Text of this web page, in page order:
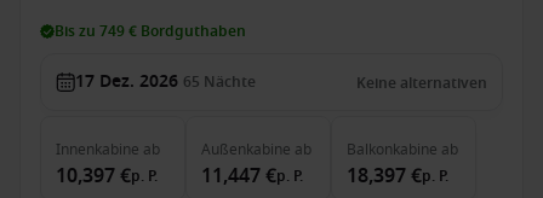
Bis zu 749 € Bordguthaben
17 Dez. 2026 65 Nächte Keine alternativen
Innenkabine ab
10,397 €p. P.
Außenkabine ab
11,447 €p. P.
Balkonkabine ab
18,397 €p. P.